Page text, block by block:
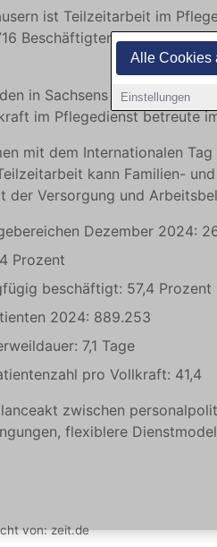
Alle Cookies
Einstellungen
ist Teilzeitarbeit im
Beschäftigten in den
in Sachsens
im Pflegedienst betreute
mit dem Internationalen
kann Familien-
der Versorgung und
Dezember 2024:
Prozent
beschäftigt: 57,4 Prozent
2024: 889.253
7,1 Tage
pro Vollkraft: 41,4
zwischen
flexiblere
von:zeit.de